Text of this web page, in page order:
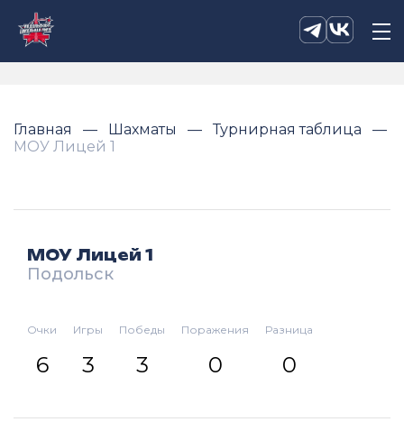
Главная Шахматы
Турнирная таблица
МОУ Лицей 1
МОУ Лицей 1
Подольск
Очки
6
Игры
3
Победы
3
Поражения
0
Разница
0